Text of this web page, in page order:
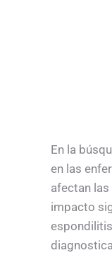
En la
en las
afectan
impacto